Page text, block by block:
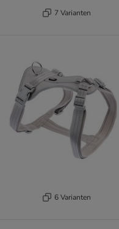
7 Varianten
6 Varianten